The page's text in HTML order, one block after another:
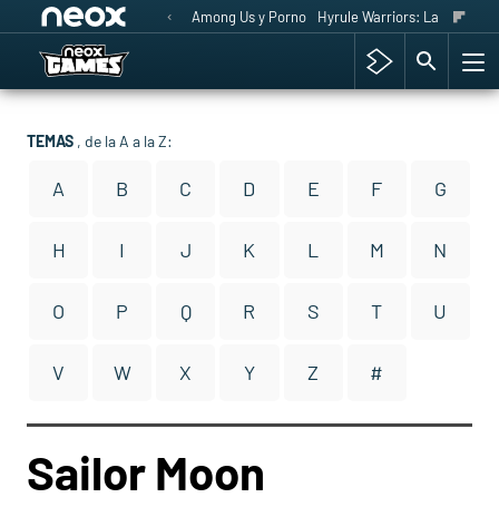
Among Us y Porno Hyrule Warriors: La Era del
TEMAS , de la A a la Z:
A B C D E F G
H I J K L M N
O P Q R S T U
V W X Y Z #
Sailor Moon